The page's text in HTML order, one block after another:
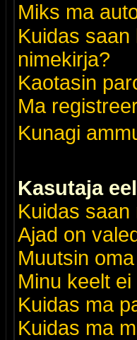
Miks ma
Kuidas
nimekirja?
Kaotasin
Ma
Kunagi
Kasutaja
Kuidas
Ajad on
Muutsin
Minu keelt
Kuidas ma
Kuidas ma